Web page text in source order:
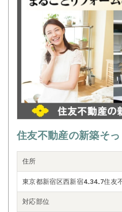
住友不動産の新築そ
住所
東京都新宿区西新宿4₋34₋7住友
対応部位